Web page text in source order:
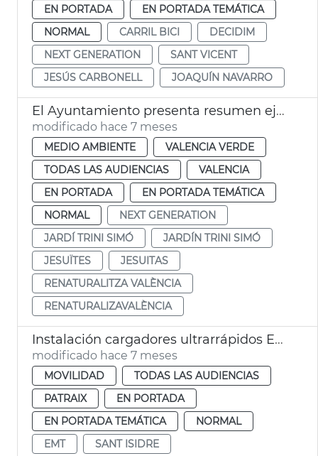
EN PORTADA
EN PORTADA TEMÁTICA
NORMAL
CARRIL BICI
DECIDIM
NEXT GENERATION
SANT VICENT
JESÚS CARBONELL
JOAQUÍN NAVARRO
El Ayuntamiento presenta resumen ejecutivo Renaturaliza València
modificado hace 7 meses
MEDIO AMBIENTE
VALENCIA VERDE
TODAS LAS AUDIENCIAS
VALENCIA
EN PORTADA
EN PORTADA TEMÁTICA
NORMAL
NEXT GENERATION
JARDÍ TRINI SIMÓ
JARDÍN TRINI SIMÓ
JESUÏTES
JESUITAS
RENATURALITZA VALÈNCIA
RENATURALIZAVALÈNCIA
Instalación cargadores ultrarrápidos EMT San Isidro València
modificado hace 7 meses
MOVILIDAD
TODAS LAS AUDIENCIAS
PATRAIX
EN PORTADA
EN PORTADA TEMÁTICA
NORMAL
EMT
SANT ISIDRE